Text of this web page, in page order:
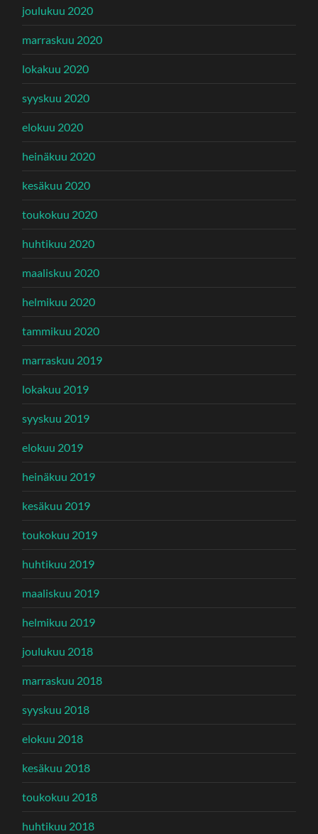
joulukuu 2020
marraskuu 2020
lokakuu 2020
syyskuu 2020
elokuu 2020
heinäkuu 2020
kesäkuu 2020
toukokuu 2020
huhtikuu 2020
maaliskuu 2020
helmikuu 2020
tammikuu 2020
marraskuu 2019
lokakuu 2019
syyskuu 2019
elokuu 2019
heinäkuu 2019
kesäkuu 2019
toukokuu 2019
huhtikuu 2019
maaliskuu 2019
helmikuu 2019
joulukuu 2018
marraskuu 2018
syyskuu 2018
elokuu 2018
kesäkuu 2018
toukokuu 2018
huhtikuu 2018